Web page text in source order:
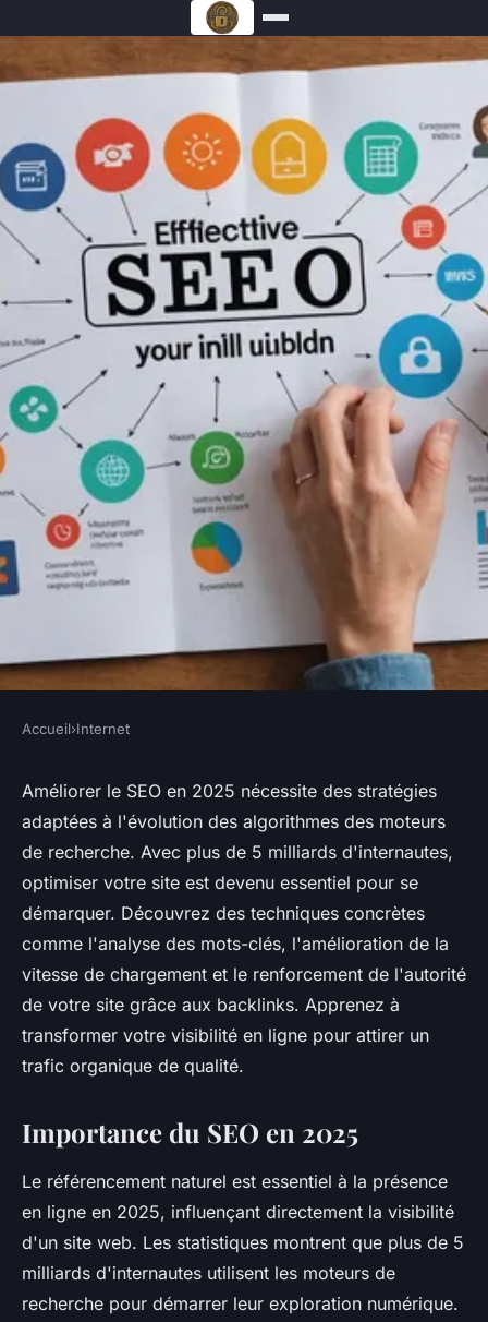
Stratégies efficaces pour
améliorer son seo en 2025
Valentine• 8 février 2025• 3 min de lecture
Accueil›Internet
Améliorer le SEO en 2025 nécessite des stratégies
adaptées à l'évolution des algorithmes des moteurs
de recherche. Avec plus de 5 milliards d'internautes,
optimiser votre site est devenu essentiel pour se
démarquer. Découvrez des techniques concrètes
comme l'analyse des mots-clés, l'amélioration de la
vitesse de chargement et le renforcement de l'autorité
de votre site grâce aux backlinks. Apprenez à
transformer votre visibilité en ligne pour attirer un
trafic organique de qualité.
Importance du SEO en 2025
Le référencement naturel est essentiel à la présence
en ligne en 2025, influençant directement la visibilité
d'un site web. Les statistiques montrent que plus de 5
milliards d'internautes utilisent les moteurs de
recherche pour démarrer leur exploration numérique.